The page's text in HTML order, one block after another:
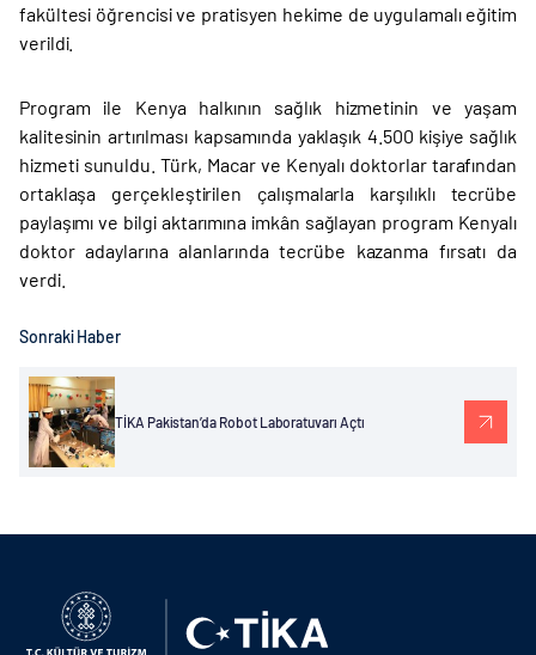
fakültesi öğrencisi ve pratisyen hekime de uygulamalı eğitim
verildi.
Program ile Kenya halkının sağlık hizmetinin ve yaşam
kalitesinin artırılması kapsamında yaklaşık 4.500 kişiye sağlık
hizmeti sunuldu. Türk, Macar ve Kenyalı doktorlar tarafından
ortaklaşa gerçekleştirilen çalışmalarla karşılıklı tecrübe
paylaşımı ve bilgi aktarımına imkân sağlayan program Kenyalı
doktor adaylarına alanlarında tecrübe kazanma fırsatı da
verdi.
Sonraki Haber
TİKA Pakistan’da Robot Laboratuvarı Açtı